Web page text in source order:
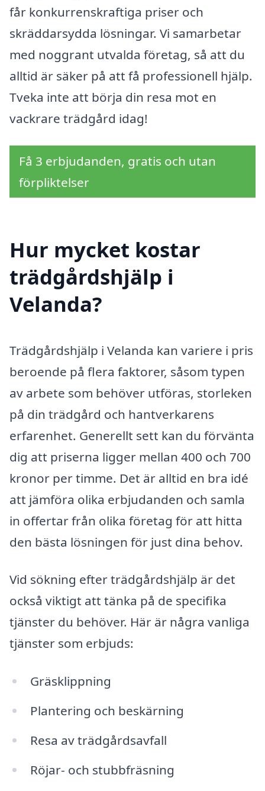
får konkurrenskraftiga priser och
skräddarsydda lösningar. Vi samarbetar
med noggrant utvalda företag, så att du
alltid är säker på att få professionell hjälp.
Tveka inte att börja din resa mot en
vackrare trädgård idag!
Få 3 erbjudanden, gratis och utan
förpliktelser
Hur mycket kostar
trädgårdshjälp i
Velanda?
Trädgårdshjälp i Velanda kan variere i pris
beroende på flera faktorer, såsom typen
av arbete som behöver utföras, storleken
på din trädgård och hantverkarens
erfarenhet. Generellt sett kan du förvänta
dig att priserna ligger mellan 400 och 700
kronor per timme. Det är alltid en bra idé
att jämföra olika erbjudanden och samla
in offertar från olika företag för att hitta
den bästa lösningen för just dina behov.
Vid sökning efter trädgårdshjälp är det
också viktigt att tänka på de specifika
tjänster du behöver. Här är några vanliga
tjänster som erbjuds:
Gräsklippning
Plantering och beskärning
Resa av trädgårdsavfall
Röjar- och stubbfräsning